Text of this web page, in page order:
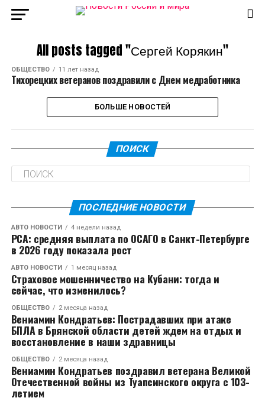
All posts tagged "Сергей Корякин"
ОБЩЕСТВО 11 лет назад
Тихорецких ветеранов поздравили с Днем медработника
БОЛЬШЕ НОВОСТЕЙ
ПОИСК
ПОСЛЕДНИЕ НОВОСТИ
АВТО НОВОСТИ 4 недели назад
РСА: средняя выплата по ОСАГО в Санкт-Петербурге
в 2026 году показала рост
АВТО НОВОСТИ 1 месяц назад
Страховое мошенничество на Кубани: тогда и
сейчас, что изменилось?
ОБЩЕСТВО 2 месяца назад
Вениамин Кондратьев: Пострадавших при атаке
БПЛА в Брянской области детей ждем на отдых и
восстановление в наши здравницы
ОБЩЕСТВО 2 месяца назад
Вениамин Кондратьев поздравил ветерана Великой
Отечественной войны из Туапсинского округа с 103-
летием